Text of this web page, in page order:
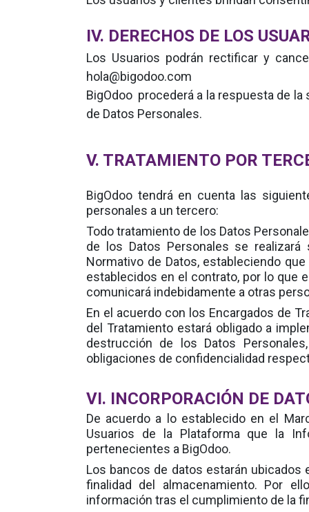
IV. DERECHOS DE LOS
Los Usuarios podrán rectificar y
hola@bigodoo.com
BigOdoo procederá a la respuesta de
de Datos Personales.
V. TRATAMIENTO POR
BigOdootendrá en cuenta las
personales a un tercero:
Todo tratamiento de los Datos
de los Datos Personales se
Normativo de Datos, estableciendo
establecidos en el contrato, por lo que
comunicará indebidamente a otras
En el acuerdo con los Encargados de
del Tratamiento estará obligado a
destrucción de los Datos
obligaciones de confidencialidad
VI. INCORPORACIÓN DE
De acuerdo a lo establecido en el
Usuarios de la Plataforma que la
pertenecientes a BigOdoo.
Los bancos de datos estarán ubicados
finalidad del almacenamiento. Por
información tras el cumplimiento de la